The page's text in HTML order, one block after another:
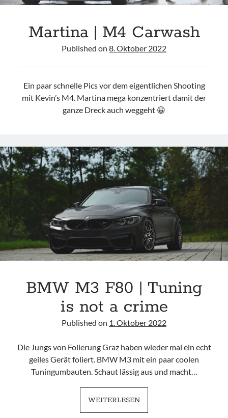
Martina | M4 Carwash
Published on 8. Oktober 2022
Ein paar schnelle Pics vor dem eigentlichen Shooting
mit Kevin’s M4. Martina mega konzentriert damit der
ganze Dreck auch weggeht 😀
BMW M3 F80 | Tuning
is not a crime
Published on 1. Oktober 2022
Die Jungs von Folierung Graz haben wieder mal ein echt
geiles Gerät foliert. BMW M3 mit ein paar coolen
Tuningumbauten. Schaut lässig aus und macht…
WEITERLESENBMW
M3